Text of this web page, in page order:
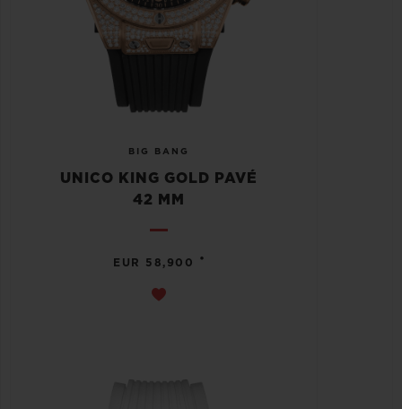
BIG BANG
UNICO KING GOLD PAVÉ
42 MM
EUR 58,900 •